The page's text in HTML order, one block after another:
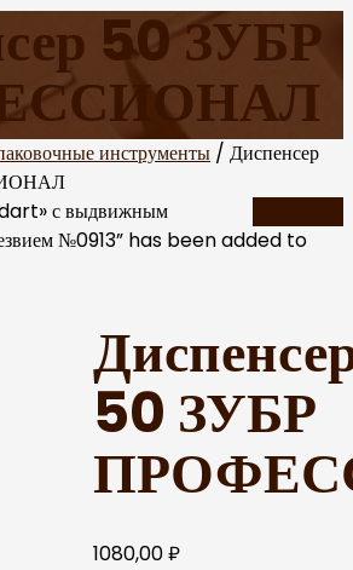
50 ЗУБР
инструменты / Диспенсер
с выдвижным
№0913” has been added to
50 ЗУБР
1080,00₽